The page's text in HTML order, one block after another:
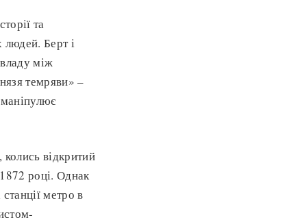
та
людей. Берт і
між
темряви» –
відкритий
році. Однак
метро в